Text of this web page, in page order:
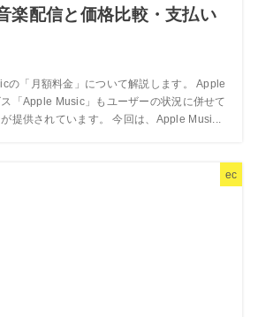
楽配信と価格比較・支払い
の「月額料金」について解説します。 Apple
「Apple Music」もユーザーの状況に併せて
提供されています。 今回は、Apple Musi...
ec